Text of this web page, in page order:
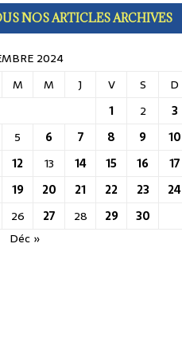
NOS ARTICLES ARCHIVES
2024
M M J V S
D
1
2
3
5 6 7 8 9
10
12 13 14 15 16
17
19 20 21 22 23
24
26 27 28 29
30
Déc »